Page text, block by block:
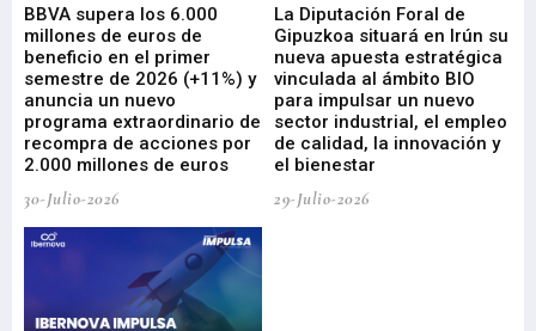
BBVA supera los 6.000
millones de euros de
beneficio en el primer
semestre de 2026 (+11%) y
anuncia un nuevo
programa extraordinario de
recompra de acciones por
2.000 millones de euros
30-Julio-2026
La Diputación Foral de
Gipuzkoa situará en Irún su
nueva apuesta estratégica
vinculada al ámbito BIO
para impulsar un nuevo
sector industrial, el empleo
de calidad, la innovación y
el bienestar
29-Julio-2026